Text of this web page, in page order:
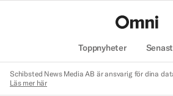
Toppnyheter
Schibsted News Media AB är ansvarig för dina
Läs mer här